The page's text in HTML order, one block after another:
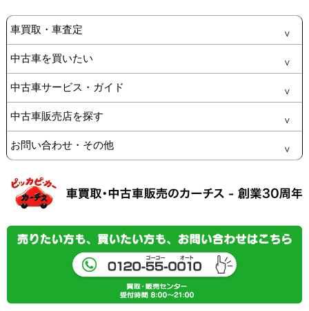
車買取・車査定
中古車を買いたい
中古車サービス・ガイド
中古車販売店を探す
お問い合わせ・その他